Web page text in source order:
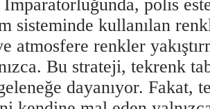
polis
sisteminde kullanılan
atmosfere renkler
Bu strateji, tekrenk
dayanıyor. Fakat,